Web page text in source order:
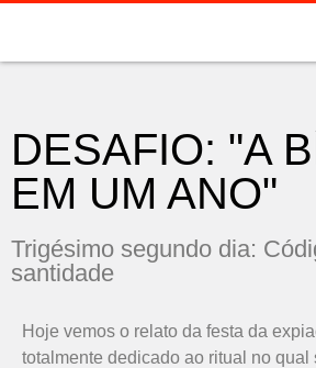
DESAFIO: "A
EM UM ANO"
Trigésimo segundo dia:
santidade
Hoje vemos o relato da festa da
totalmente dedicado ao ritual no qual